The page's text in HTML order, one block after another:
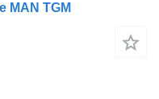
MAN TGM